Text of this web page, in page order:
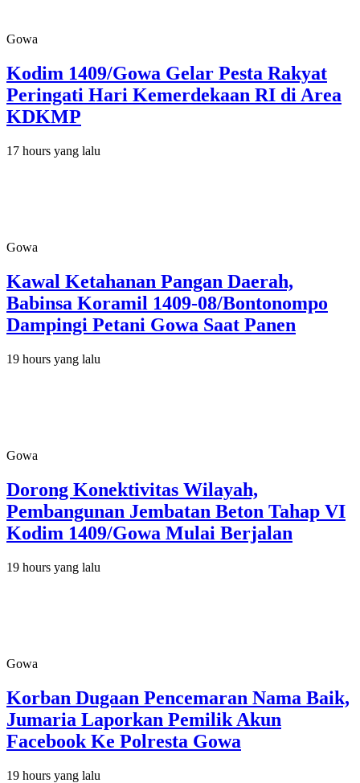
Gowa
Kodim 1409/Gowa Gelar Pesta Rakyat
Peringati Hari Kemerdekaan RI di Area
KDKMP
17 hours yang lalu
Gowa
Kawal Ketahanan Pangan Daerah,
Babinsa Koramil 1409-08/Bontonompo
Dampingi Petani Gowa Saat Panen
19 hours yang lalu
Gowa
Dorong Konektivitas Wilayah,
Pembangunan Jembatan Beton Tahap VI
Kodim 1409/Gowa Mulai Berjalan
19 hours yang lalu
Gowa
Korban Dugaan Pencemaran Nama Baik,
Jumaria Laporkan Pemilik Akun
Facebook Ke Polresta Gowa
19 hours yang lalu